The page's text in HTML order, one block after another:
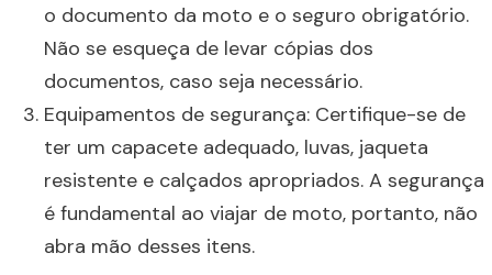
o documento da moto e o seguro obrigatório.
Não se esqueça de levar cópias dos
documentos, caso seja necessário.
Equipamentos de segurança: Certifique-se de
ter um capacete adequado, luvas, jaqueta
resistente e calçados apropriados. A segurança
é fundamental ao viajar de moto, portanto, não
abra mão desses itens.